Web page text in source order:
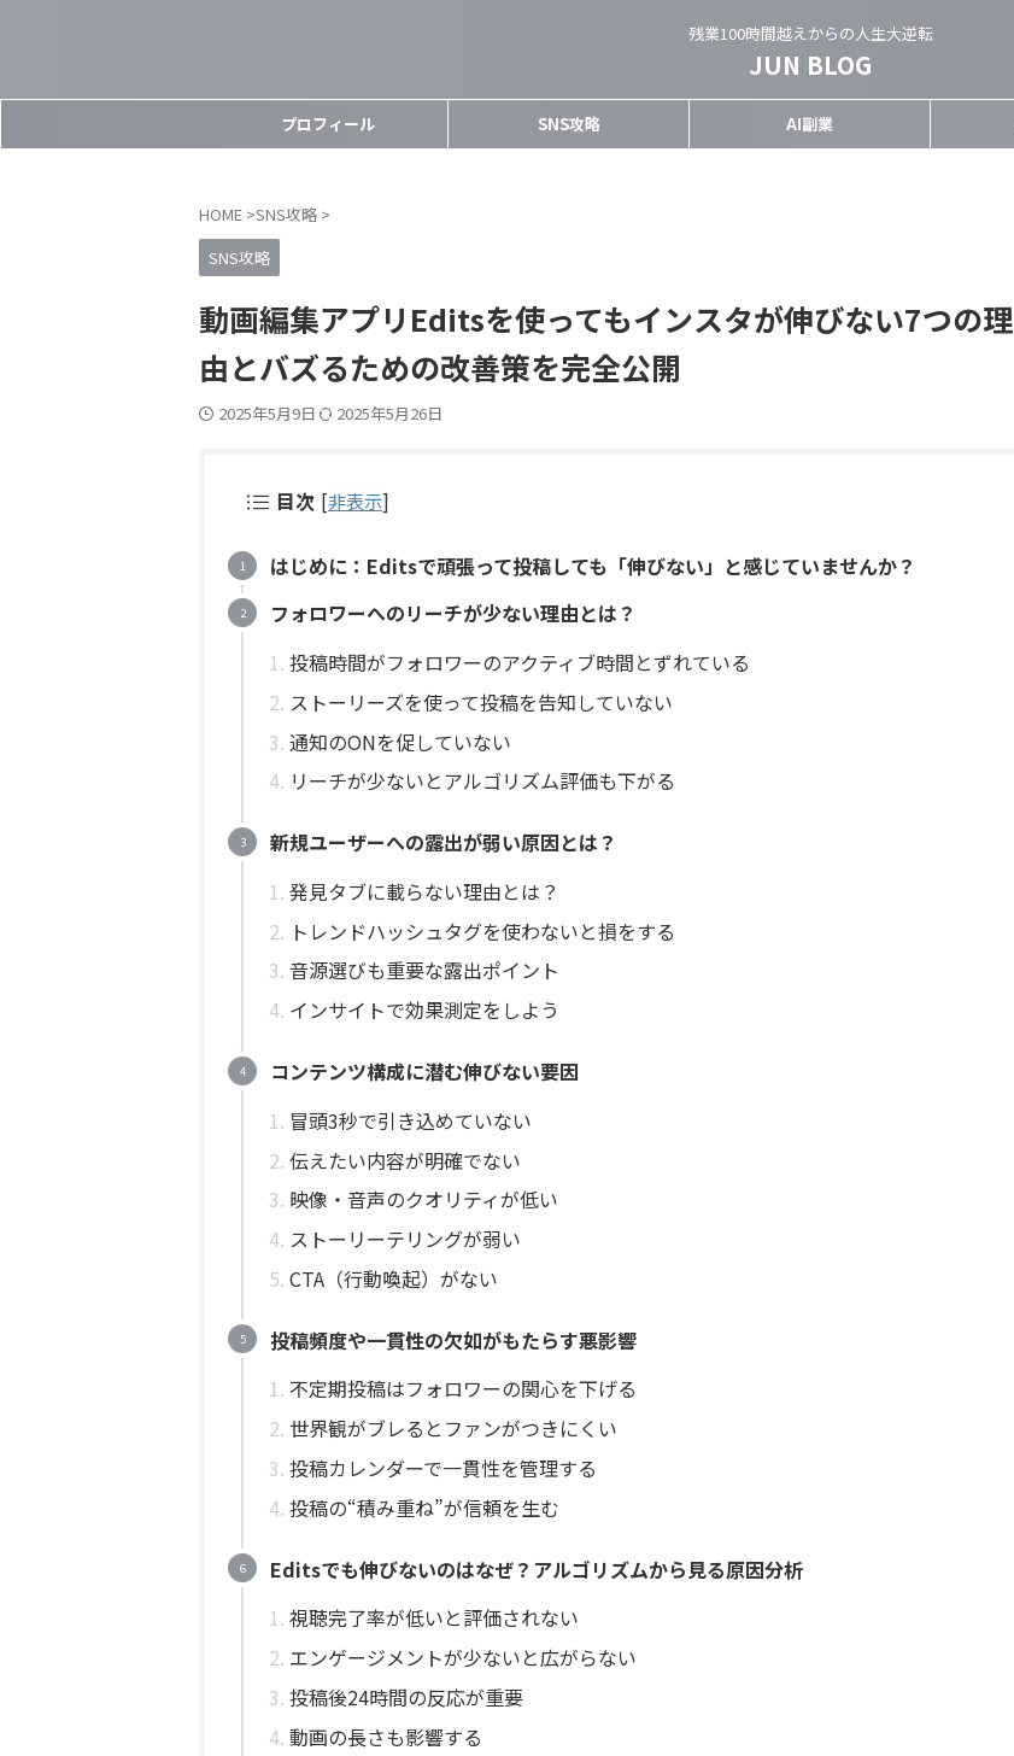
残業100時間越えからの人生大逆転
JUN BLOG
プロフィール SNS攻略 AI副業
HOME >SNS攻略 >
SNS攻略
動画編集アプリEditsを使ってもインスタが伸びない7つの理
由とバズるための改善策を完全公開
2025年5月9日 2025年5月26日
目次 [非表示]
はじめに：Editsで頑張って投稿しても「伸びない」と感じていませんか？
フォロワーへのリーチが少ない理由とは？
投稿時間がフォロワーのアクティブ時間とずれている
ストーリーズを使って投稿を告知していない
通知のONを促していない
リーチが少ないとアルゴリズム評価も下がる
新規ユーザーへの露出が弱い原因とは？
発見タブに載らない理由とは？
トレンドハッシュタグを使わないと損をする
音源選びも重要な露出ポイント
インサイトで効果測定をしよう
コンテンツ構成に潜む伸びない要因
冒頭3秒で引き込めていない
伝えたい内容が明確でない
映像・音声のクオリティが低い
ストーリーテリングが弱い
CTA（行動喚起）がない
投稿頻度や一貫性の欠如がもたらす悪影響
不定期投稿はフォロワーの関心を下げる
世界観がブレるとファンがつきにくい
投稿カレンダーで一貫性を管理する
投稿の“積み重ね”が信頼を生む
Editsでも伸びないのはなぜ？アルゴリズムから見る原因分析
視聴完了率が低いと評価されない
エンゲージメントが少ないと広がらない
投稿後24時間の反応が重要
動画の長さも影響する